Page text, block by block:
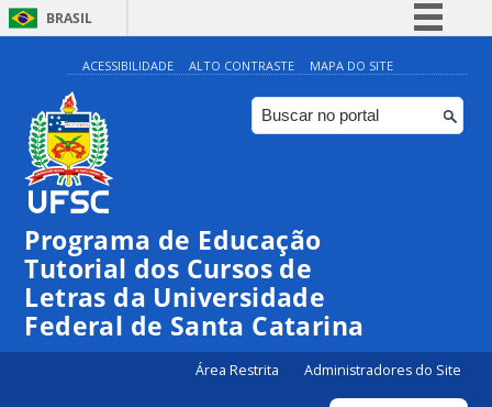
BRASIL
Simplifique!
Comunica BR
Participe
ACESSIBILIDADE ALTO CONTRASTE MAPA DO SITE
Programa de Educação
Tutorial dos Cursos de
Letras da Universidade
Federal de Santa Catarina
Área Restrita Administradores do Site